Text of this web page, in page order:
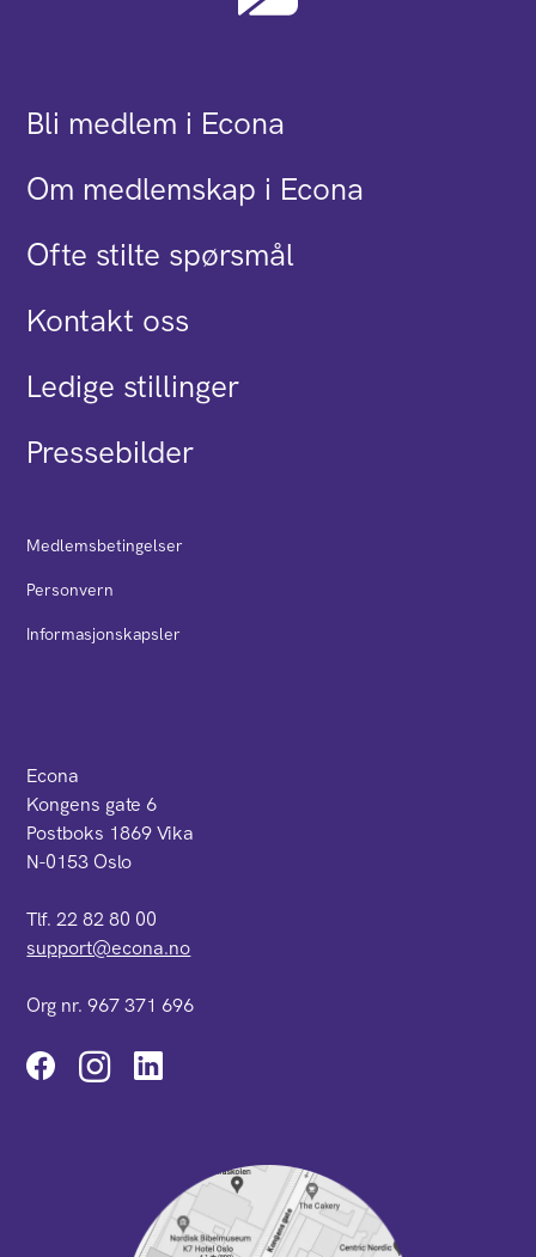
Bli medlem i Econa
Om medlemskap i Econa
Ofte stilte spørsmål
Kontakt oss
Ledige stillinger
Pressebilder
Medlemsbetingelser
Personvern
Informasjonskapsler
Econa
Kongens gate 6
Postboks 1869 Vika
N-0153 Oslo
Tlf. 22 82 80 00
support@econa.no
Org nr. 967 371 696
Instagram